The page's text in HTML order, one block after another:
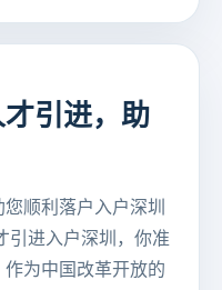
引进，助
顺利落户入户深圳
引进入户深圳，你准
为中国改革开放的